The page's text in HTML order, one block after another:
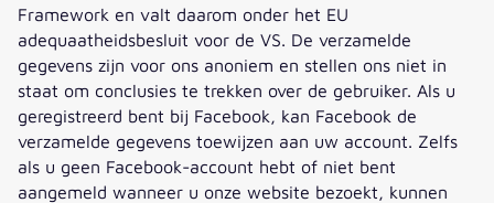
Framework en valt daarom onder het EU
adequaatheidsbesluit voor de VS. De verzamelde
gegevens zijn voor ons anoniem en stellen ons niet in
staat om conclusies te trekken over de gebruiker. Als u
geregistreerd bent bij Facebook, kan Facebook de
verzamelde gegevens toewijzen aan uw account. Zelfs
als u geen Facebook-account hebt of niet bent
aangemeld wanneer u onze website bezoekt, kunnen